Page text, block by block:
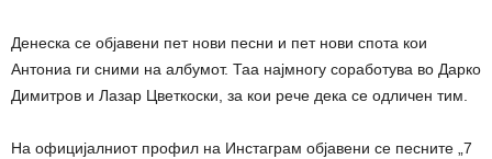
Денеска се објавени пет нови песни и пет нови спота кои
Антониа ги сними на албумот. Таа најмногу соработува во Дарко
Димитров и Лазар Цветкоски, за кои рече дека се одличен тим.
На официјалниот профил на Инстаграм објавени се песните „7